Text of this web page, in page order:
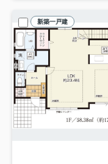
新築一戸建